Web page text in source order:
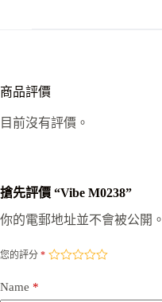
商品評價
目前沒有評價。
搶先評價 “Vibe M0238”
你的電郵地址並不會被公開。
您的評分 *
Name *